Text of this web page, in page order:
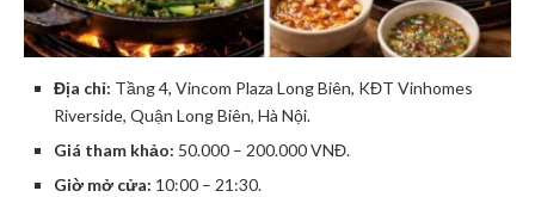
Địa chỉ: Tầng 4, Vincom Plaza Long Biên, KĐT Vinhomes
Riverside, Quận Long Biên, Hà Nội.
Giá tham khảo: 50.000 – 200.000 VNĐ.
Giờ mở cửa: 10:00 – 21:30.